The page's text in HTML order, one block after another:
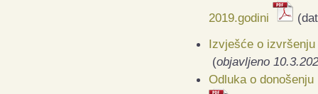
2019.godini
Izvješće o izvršenju
(objavljeno
Odluka o